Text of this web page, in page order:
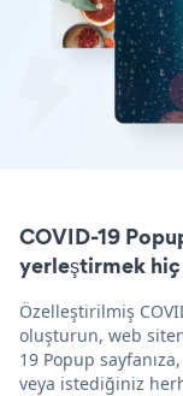
COVID-19
yerleştirmek hiç
Özelleştirilmiş
oluşturun, web
19 Popup
veya istediğiniz